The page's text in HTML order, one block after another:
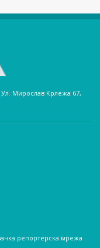
Мирослав Крлежа 67,
репортерска мрежа